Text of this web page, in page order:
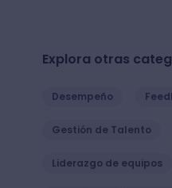
Explora otras
Desempeño
Gestión de Talento
Liderazgo de equipos